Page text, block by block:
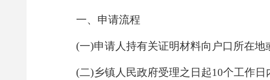
一、申请流程
(一)申请人持有关证明材料向户口所在
(二)乡镇人民政府受理之日起10个工作日